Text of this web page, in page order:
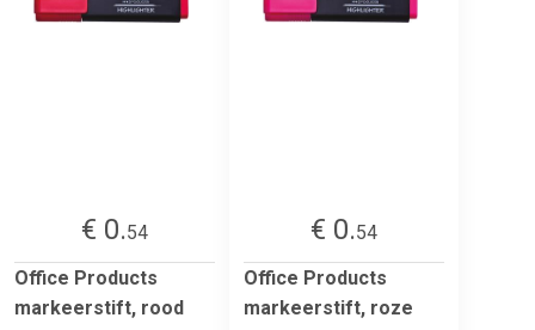
€ 0.54
Office Products
markeerstift, rood
€ 0.54
Office Products
markeerstift, roze